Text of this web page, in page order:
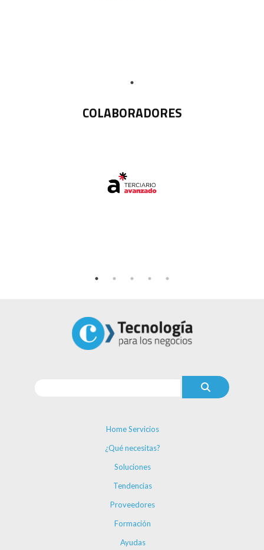
COLABORADORES
Home Servicios
¿Qué necesitas?
Soluciones
Tendencias
Proveedores
Formación
Ayudas